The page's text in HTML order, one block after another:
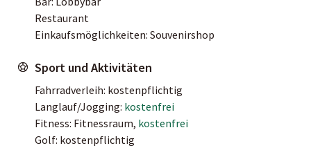
Restaurant
Einkaufsmöglichkeiten: Souvenirshop
Sport und Aktivitäten
Fahrradverleih: kostenpflichtig
Langlauf/Jogging: kostenfrei
Fitness: Fitnessraum, kostenfrei
Golf: kostenpflichtig